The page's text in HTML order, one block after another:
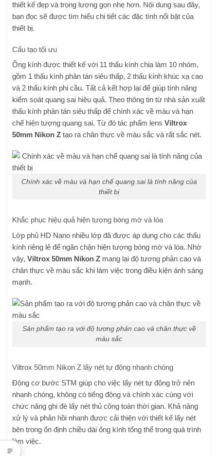
thiết kế đẹp và trọng lượng gọn nhẹ hơn. Nội dung sau đây,
bạn đọc sẽ được tìm hiểu chi tiết các đặc tính nổi bật của
thiết bị.
Cấu tạo tối ưu
Ống kính được thiết kế với 11 thấu kính chia làm 10 nhóm,
gồm 1 thấu kính phân tán siêu thấp, 2 thấu kính khúc xạ cao
và 2 thấu kính phi cầu. Tất cả kết hợp lại để giúp tính năng
kiểm soát quang sai hiệu quả. Theo thông tin từ nhà sản xuất
thấu kính phân tán siêu thấp để chính xác về màu và hạn
chế hiện tượng quang sai. Từ đó tác phẩm lens Viltrox
50mm Nikon Z tạo ra chân thực về màu sắc và rất sắc nét.
Chính xác về màu và hạn chế quang sai là tính năng của
thiết bị
Khắc phục hiệu quả hiện tượng bóng mờ và lóa
Lớp phủ HD Nano nhiều lớp đã được áp dụng cho các thấu
kính riêng lẻ để ngăn chặn hiện tượng bóng mờ và lóa. Nhờ
vậy, Viltrox 50mm Nikon Z mang lại độ tương phản cao và
chân thực về màu sắc khi làm việc trong điều kiện ánh sáng
mạnh.
Sản phẩm tạo ra với độ tương phản cao và chân thực về
màu sắc
Viltrox 50mm Nikon Z lấy nét tự động nhanh chóng
Động cơ bước STM giúp cho việc lấy nét tự động trở nên
nhanh chóng, không có tiếng động và chính xác cùng với
chức năng ghi đè lấy nét thủ công toàn thời gian. Khả năng
xử lý và phản hồi nhanh được cải thiện với thiết kế lấy nét
bên trong ổn định chiều dài ống kính tổng thể trong quá trình
làm việc.